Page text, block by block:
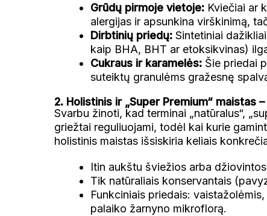
Grūdų pirmoje vietoje:Kviečiai ar
alergijas ir apsunkina virškinimą,
Dirbtinių priedų:Sintetiniai
kaip BHA, BHT ar etoksikvinas)
Cukraus ir karamelės:Šie priedai
suteiktų granulėms gražesnę
2. Holistinis ir „Super Premium“ maistas
Svarbu žinoti, kad terminai „natūralus“,
griežtai reguliuojami, todėl kai kurie
holistinis maistas išsiskiria keliais
Itin aukštu šviežios arba
Tik natūraliais konservantais
Funkciniais priedais:
palaiko žarnyno mikroflorą.